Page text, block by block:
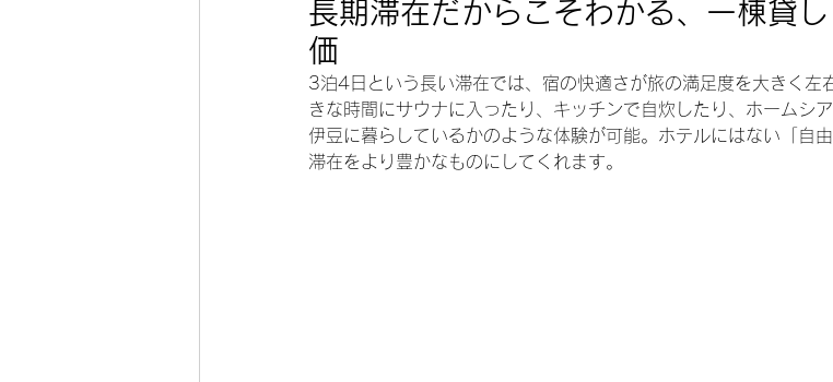
長期滞在だからこそわかる、一棟貸
価
3泊4日という長い滞在では、宿の快適さが旅の満足度を大きく左
きな時間にサウナに入ったり、キッチンで自炊したり、ホームシ
伊豆に暮らしているかのような体験が可能。ホテルにはない「自
滞在をより豊かなものにしてくれます。